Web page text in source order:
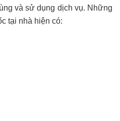
và sử dụng dịch vụ. Những
tại nhà hiện có: